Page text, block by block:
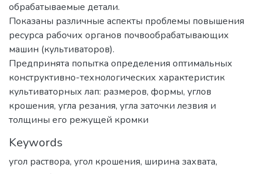
обрабатываемые детали.
Показаны различные аспекты проблемы повышения
ресурса рабочих органов почвообрабатывающих
машин (культиваторов).
Предпринята попытка определения оптимальных
конструктивно-технологических характеристик
культиваторных лап: размеров, формы, углов
крошения, угла резания, угла заточки лезвия и
толщины его режущей кромки
Keywords
угол раствора, угол крошения, ширина захвата,